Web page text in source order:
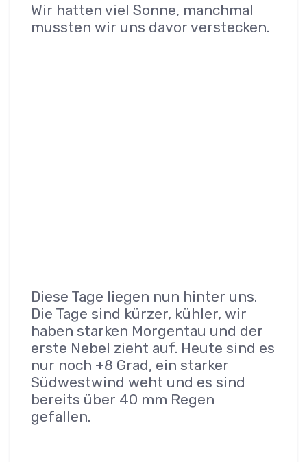
Wir hatten viel Sonne, manchmal
mussten wir uns davor verstecken.
Diese Tage liegen nun hinter uns.
Die Tage sind kürzer, kühler, wir
haben starken Morgentau und der
erste Nebel zieht auf. Heute sind es
nur noch +8 Grad, ein starker
Südwestwind weht und es sind
bereits über 40 mm Regen
gefallen.